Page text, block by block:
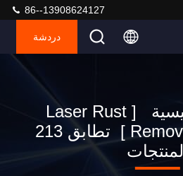
86--13908624127
دردشة
الكلمات الرئيسية [ Laser Rust
Removal Equipment ] تطابق 213
المنتجات